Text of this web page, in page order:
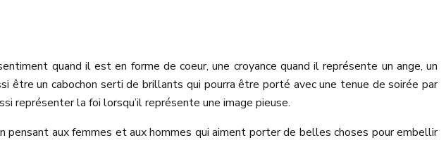
quand il est en forme de coeur, une croyance quand il représente un ange, un
être un cabochon serti de brillants qui pourra être porté avec une tenue de soirée par
représenter la foi lorsqu’il représente une image pieuse.
aux femmes et aux hommes qui aiment porter de belles choses pour embellir